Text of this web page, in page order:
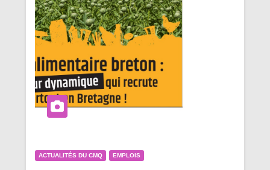
ACTUALITÉS DU CMQ EMPLOIS